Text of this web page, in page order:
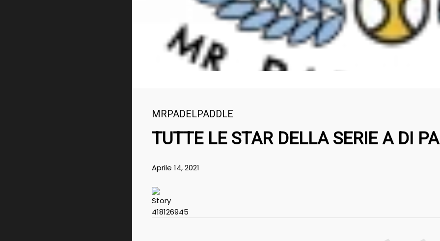
MRPADELPADDLE
TUTTE LE STAR DELLA SERIE A DI
Aprile 14, 2021